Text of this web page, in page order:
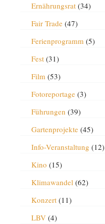
Ernährungsrat(34)
Fair Trade(47)
Ferienprogramm(5)
Fest(31)
Film(53)
Fotoreportage(3)
Führungen (39)
Gartenprojekte(45)
Info-Veranstaltung (12)
Kino (15)
Klimawandel(62)
Konzert(11)
LBV(4)